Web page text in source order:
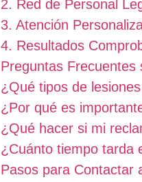
2. Red de Personal
3. Atención
4. Resultados
Preguntas Frecuentes
¿Qué tipos de
¿Por qué es
¿Qué hacer si mi
¿Cuánto tiempo tarda
Pasos para Contactar